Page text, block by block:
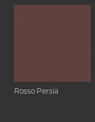
Rosso Persia